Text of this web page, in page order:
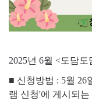
2025년 6월 <도담
■ 신청방법 : 5월 26
램 신청'에 게시되